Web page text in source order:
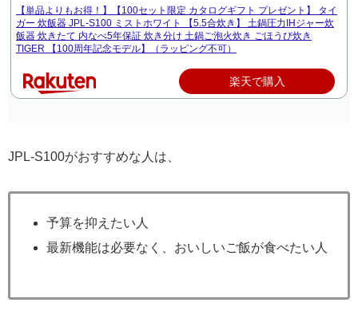
【単品よりもお得！】【100セット限定 カタログギフト プレゼント】 タイ
ガー 炊飯器 JPL-S100 ミストホワイト 【5.5合炊き】 土鍋圧力IHジャー炊
飯器 炊きたて 内なべ5年保証 炊き分け 土鍋ご泡火炊き ごほうび炊き
TIGER 【100周年記念モデル】（ラッピング不可）
楽天で購入
JPL-S100がおすすめな人は、
予算を抑えたい人
最新機能は必要なく、おいしいご飯が食べたい人